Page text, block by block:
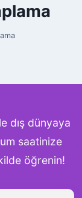
dış dünyaya
saatinize
öğrenin!